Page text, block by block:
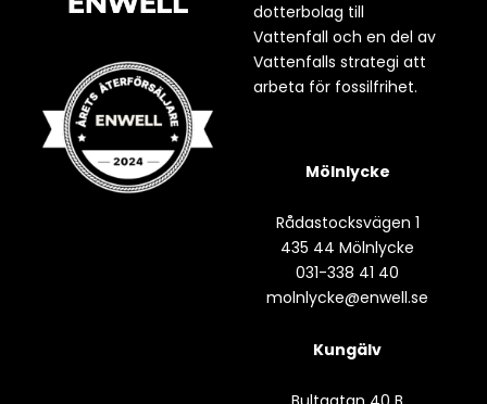
dotterbolag till
Vattenfall och en del av
Vattenfalls strategi att
arbeta för fossilfrihet.
Mölnlycke
Rådastocksvägen 1
435 44 Mölnlycke
031-338 41 40
molnlycke@enwell.se
Kungälv